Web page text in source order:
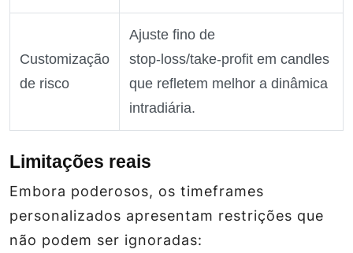
Customização
de risco
Ajuste fino de
stop‑loss/take‑profit em candles
que refletem melhor a dinâmica
intradiária.
Limitações reais
Embora poderosos, os timeframes
personalizados apresentam restrições que
não podem ser ignoradas: